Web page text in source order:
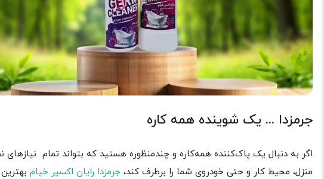
جرمزدا ... یک شوینده همه کاره
اگر به دنبال یک پاک‌کننده همه‌کاره و چندمنظوره هستید که بتواند تمام نیازهای
منزل، محیط کار و حتی خودروی شما را برطرف کند، جرمزدا رایان اکسیر خیام